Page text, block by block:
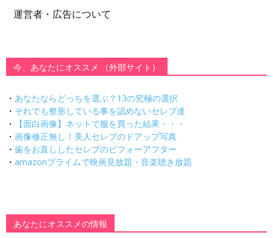
運営者・広告について
今、あなたにオススメ （外部サイト）
・ あなたならどっちを選ぶ？13の究極の選択
・ それでも整形している事を認めないセレブ達
・
【面白画像】ネットで服を買った結果・・・
・ 画像修正無し！美人セレブのドアップ写真
・ 歯をお直ししたセレブのビフォーアフター
・ amazonプライムで映画見放題・音楽聴き放題
あなたにオススメの情報